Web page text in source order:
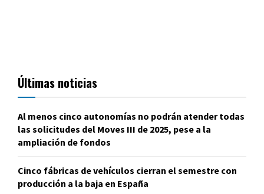
Últimas noticias
Al menos cinco autonomías no podrán atender todas
las solicitudes del Moves III de 2025, pese a la
ampliación de fondos
Cinco fábricas de vehículos cierran el semestre con
producción a la baja en España